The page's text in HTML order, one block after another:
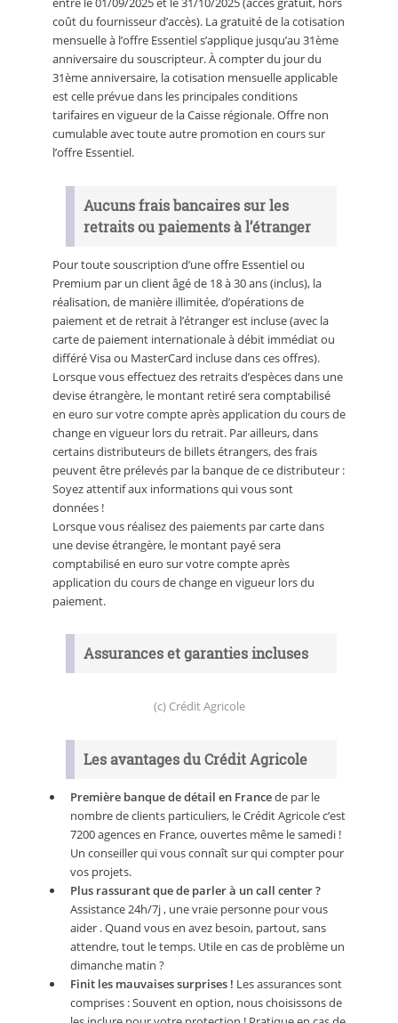
coût du fournisseur d’accès). La gratuité de la cotisation
mensuelle à l’offre Essentiel s’applique jusqu’au 31ème
anniversaire du souscripteur. À compter du jour du
31ème anniversaire, la cotisation mensuelle applicable
est celle prévue dans les principales conditions
tarifaires en vigueur de la Caisse régionale. Offre non
cumulable avec toute autre promotion en cours sur
l’offre Essentiel.
Aucuns frais bancaires sur les
retraits ou paiements à l’étranger
Pour toute souscription d’une offre Essentiel ou
Premium par un client âgé de 18 à 30 ans (inclus), la
réalisation, de manière illimitée, d’opérations de
paiement et de retrait à l’étranger est incluse (avec la
carte de paiement internationale à débit immédiat ou
différé Visa ou MasterCard incluse dans ces offres).
Lorsque vous effectuez des retraits d’espèces dans une
devise étrangère, le montant retiré sera comptabilisé
en euro sur votre compte après application du cours de
change en vigueur lors du retrait. Par ailleurs, dans
certains distributeurs de billets étrangers, des frais
peuvent être prélevés par la banque de ce distributeur :
Soyez attentif aux informations qui vous sont
données !
Lorsque vous réalisez des paiements par carte dans
une devise étrangère, le montant payé sera
comptabilisé en euro sur votre compte après
application du cours de change en vigueur lors du
paiement.
Assurances et garanties incluses
(c) Crédit Agricole
Les avantages du Crédit Agricole
Première banque de détail en Francede par le
nombre de clients particuliers, le Crédit Agricole c’est
7200 agences en France, ouvertes même le samedi !
Un conseiller qui vous connaît sur qui compter pour
vos projets.
Plus rassurant que de parler à un call center ?
Assistance 24h/7j , une vraie personne pour vous
aider . Quand vous en avez besoin, partout, sans
attendre, tout le temps. Utile en cas de problème un
dimanche matin ?
Finit les mauvaises surprises ! Les assurances sont
comprises : Souvent en option, nous choisissons de